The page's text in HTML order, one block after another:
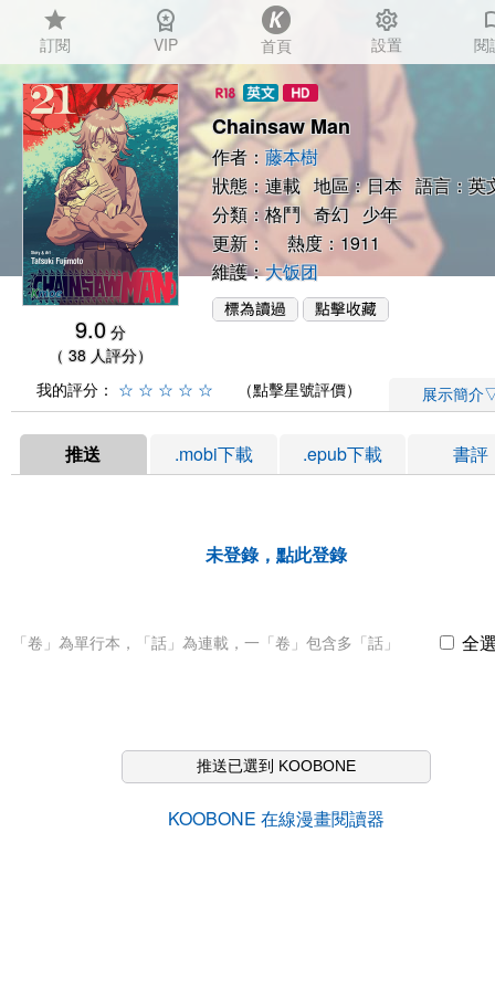
star
訂閱
workspace_premium
VIP 首頁
settings
設置 閱
9.0 分
（ 38 人評分）
Chainsaw Man
作者： 藤本樹
狀態：連載 地區：日本 語言：英
分類：格鬥 奇幻 少年
更新： 熱度：1911
維護：大饭团
我的評分： ☆ ☆ ☆ ☆ ☆ （點擊星號評價） 展示簡介
推送 .mobi下載 .epub下載 書評
未登錄，點此登錄
「卷」為單行本，「話」為連載，一「卷」包含多「話」 全
推送已選到 KOOBONE
KOOBONE 在線漫畫閱讀器